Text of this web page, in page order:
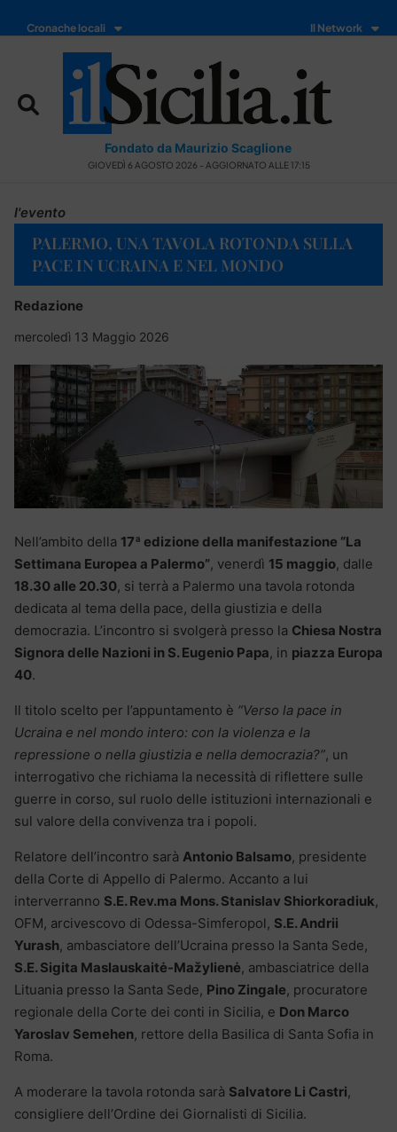
Cronache locali Il Network
Fondato da Maurizio Scaglione
GIOVEDÌ 6 AGOSTO 2026 - AGGIORNATO ALLE 17:15
l'evento
PALERMO, UNA TAVOLA ROTONDA SULLA
PACE IN UCRAINA E NEL MONDO
Redazione
mercoledì 13 Maggio 2026
Nell’ambito della 17ª edizione della manifestazione “La
Settimana Europea a Palermo”, venerdì 15 maggio, dalle
18.30 alle 20.30, si terrà a Palermo una tavola rotonda
dedicata al tema della pace, della giustizia e della
democrazia. L’incontro si svolgerà presso la Chiesa Nostra
Signora delle Nazioni in S. Eugenio Papa, in piazza Europa
40.
Il titolo scelto per l’appuntamento è “Verso la pace in
Ucraina e nel mondo intero: con la violenza e la
repressione o nella giustizia e nella democrazia?”, un
interrogativo che richiama la necessità di riflettere sulle
guerre in corso, sul ruolo delle istituzioni internazionali e
sul valore della convivenza tra i popoli.
Relatore dell’incontro sarà Antonio Balsamo, presidente
della Corte di Appello di Palermo. Accanto a lui
interverranno S.E. Rev.ma Mons. Stanislav Shiorkoradiuk,
OFM, arcivescovo di Odessa-Simferopol, S.E. Andrii
Yurash, ambasciatore dell’Ucraina presso la Santa Sede,
S.E. Sigita Maslauskaitė-Mažylienė, ambasciatrice della
Lituania presso la Santa Sede, Pino Zingale, procuratore
regionale della Corte dei conti in Sicilia, e Don Marco
Yaroslav Semehen, rettore della Basilica di Santa Sofia in
Roma.
A moderare la tavola rotonda sarà Salvatore Li Castri,
consigliere dell’Ordine dei Giornalisti di Sicilia.